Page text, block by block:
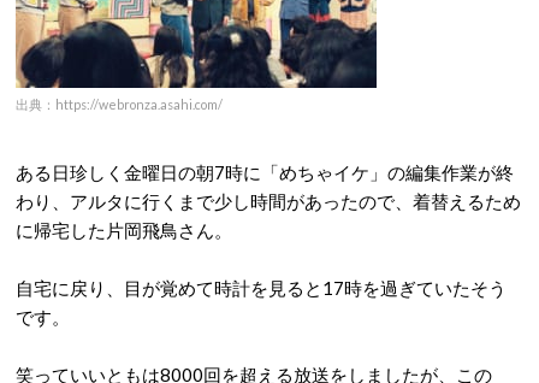
出典：https://webronza.asahi.com/
ある日珍しく金曜日の朝7時に「めちゃイケ」の編集作業が終
わり、アルタに行くまで少し時間があったので、着替えるため
に帰宅した片岡飛鳥さん。
自宅に戻り、目が覚めて時計を見ると17時を過ぎていたそう
です。
笑っていいともは8000回を超える放送をしましたが、この